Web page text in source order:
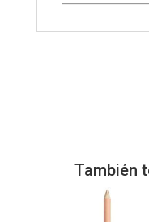
También